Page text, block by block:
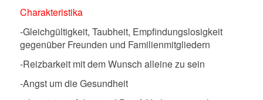
Charakteristika
-Gleichgültigkeit, Taubheit, Empfindungslosigkeit
gegenüber Freunden und Familienmitgliedern
-Reizbarkeit mit dem Wunsch alleine zu sein
-Angst um die Gesundheit